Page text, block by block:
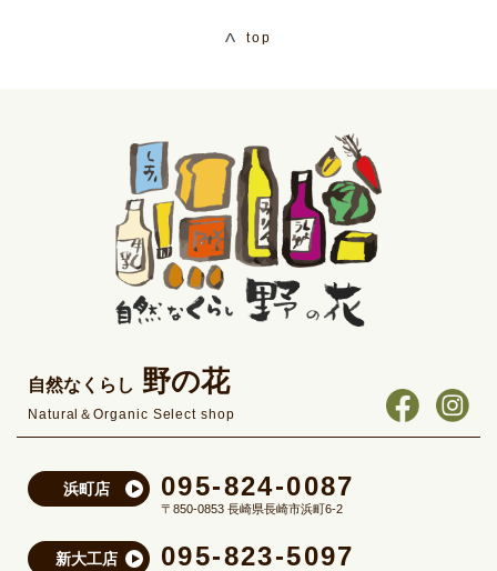
top
自然なくらし 野の花
Natural＆Organic Select shop
浜町店 095-824-0087
〒850-0853 長崎県長崎市浜町6-2
新大工店 095-823-5097